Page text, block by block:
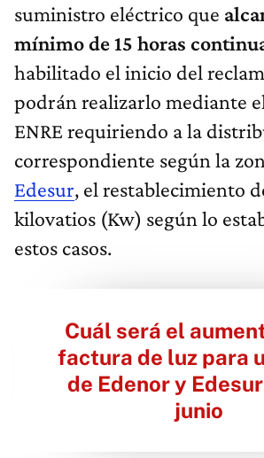
suministro eléctrico que
mínimo de 15 horas
habilitado el inicio del
podrán realizarlo mediante
ENRE requiriendo a la
correspondiente según la
Edesur, el restablecimiento
kilovatios (Kw) según lo
estos casos.
Cuál será el
factura de luz para
de Edenor y
junio